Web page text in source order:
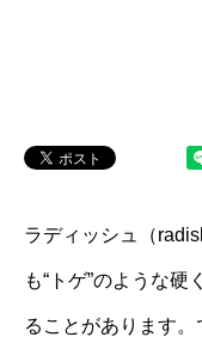
ラディッシュ（
も“トゲ”のような
ることがあります。